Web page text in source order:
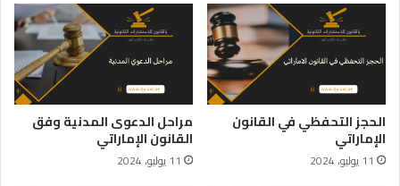
الحجز التحفظي في القانون
الإماراتي
11 يوليو، 2024
مراحل الدعوى المدنية وفق
القانون الإماراتي
11 يوليو، 2024